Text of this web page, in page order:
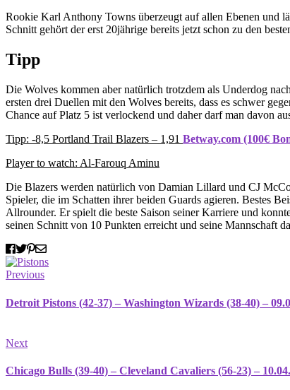
Rookie Karl Anthony Towns überzeugt auf allen Ebenen und
Schnitt gehört der erst 20jährige bereits jetzt schon zu den
Tipp
Die Wolves kommen aber natürlich trotzdem als Underdog
ersten drei Duellen mit den Wolves bereits, dass es schwer
Chance auf Platz 5 ist verlockend und daher darf man davon
Tipp: -8,5 Portland Trail Blazers – 1,91 Betway.com (100€
Player to watch: Al-Farouq Aminu
Die Blazers werden natürlich von Damian Lillard und CJ
Spieler, die im Schatten ihrer beiden Guards agieren. Bestes
Allrounder. Er spielt die beste Saison seiner Karriere und
seinen Schnitt von 10 Punkten erreicht und seine Mannschaft
Previous
Detroit Pistons (42-37) – Washington Wizards (38-40) –
Next
Chicago Bulls (39-40) – Cleveland Cavaliers (56-23) –